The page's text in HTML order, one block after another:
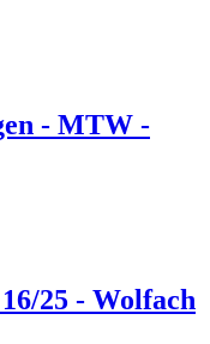
- MTW -
25 - Wolfach